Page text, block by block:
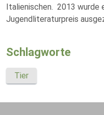
Italienischen. 2013 wurde
Jugendliteraturpreis
Schlagworte
Tier